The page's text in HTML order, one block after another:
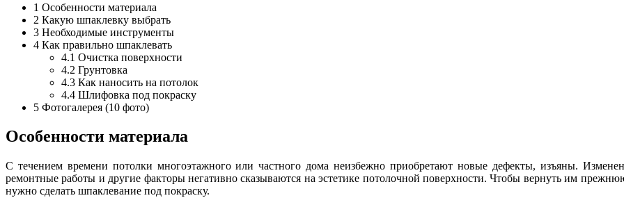
1 Особенности материала
2 Какую шпаклевку выбрать
3 Необходимые инструменты
4 Как правильно шпаклевать
4.1 Очистка поверхности
4.2 Грунтовка
4.3 Как наносить на потолок
4.4 Шлифовка под покраску
5 Фотогалерея (10 фото)
Особенности материала
С течением времени потолки многоэтажного или частного дома неизбежно приобретают новые дефекты, изъяны.
ремонтные работы и другие факторы негативно сказываются на эстетике потолочной поверхности. Чтобы вернуть им
нужно сделать шпаклевание под покраску.